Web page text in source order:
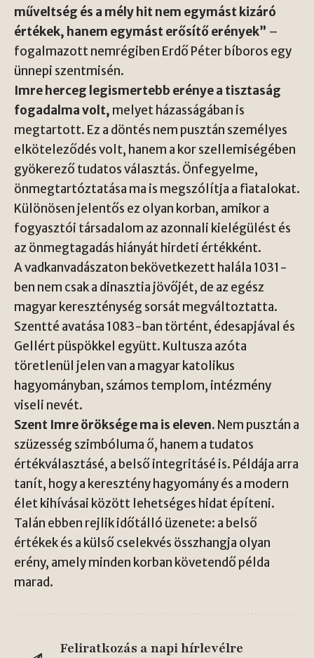
műveltség és a mély hit nem egymást kizáró
értékek, hanem egymást erősítő erények” –
fogalmazott nemrégiben Erdő Péter bíboros egy
ünnepi szentmisén.
Imre herceg legismertebb erénye a tisztaság
fogadalma volt, melyet házasságában is
megtartott. Ez a döntés nem pusztán személyes
elköteleződés volt, hanem a kor szellemiségében
gyökerező tudatos választás. Önfegyelme,
önmegtartóztatása ma is megszólítja a fiatalokat.
Különösen jelentős ez olyan korban, amikor a
fogyasztói társadalom az azonnali kielégülést és
az önmegtagadás hiányát hirdeti értékként.
A vadkanvadászaton bekövetkezett halála 1031-
ben nem csak a dinasztia jövőjét, de az egész
magyar kereszténység sorsát megváltoztatta.
Szentté avatása 1083-ban történt, édesapjával és
Gellért püspökkel együtt. Kultusza azóta
töretlenül jelen van a magyar katolikus
hagyományban, számos templom, intézmény
viseli nevét.
Szent Imre öröksége ma is eleven. Nem pusztán a
szüzesség szimbóluma ő, hanem a tudatos
értékválasztásé, a belső integritásé is. Példája arra
tanít, hogy a keresztény hagyomány és a modern
élet kihívásai között lehetséges hidat építeni.
Talán ebben rejlik időtálló üzenete: a belső
értékek és a külső cselekvés összhangja olyan
erény, amely minden korban követendő példa
marad.
Feliratkozás a napi hírlevélre